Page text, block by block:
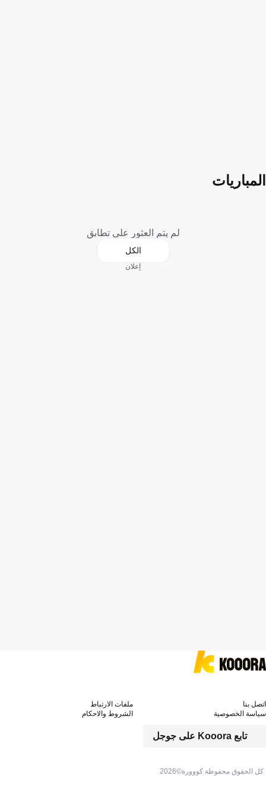
المباريات
لم يتم العثور على تطابق
الكل
إعلان
كل الحقوق محفوظة كووورة©2026
تابع Kooora على جوجل
اتصل بنا
ملفات الارتباط
سياسة الخصوصية
الشروط والاحكام